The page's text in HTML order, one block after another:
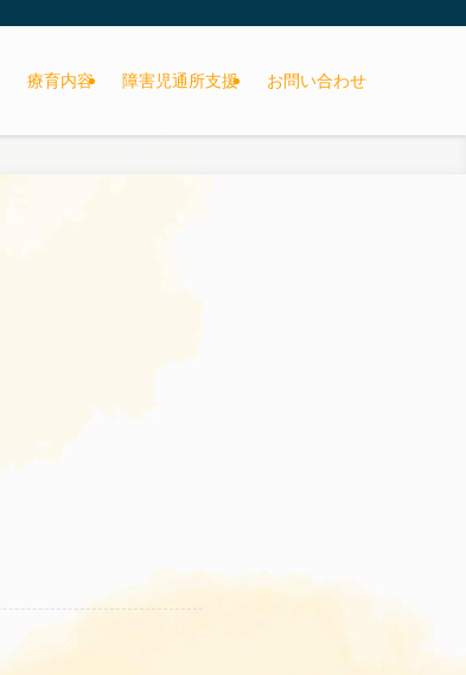
療育内容 障害児通所支援 お問い合わせ